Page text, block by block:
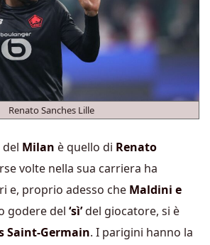
Renato Sanches Lille
del Milan è quello di Renato
volte nella sua carriera ha
e, proprio adesso che Maldini e
godere del ‘sì’del giocatore, si è
Saint-Germain. I parigini hanno la